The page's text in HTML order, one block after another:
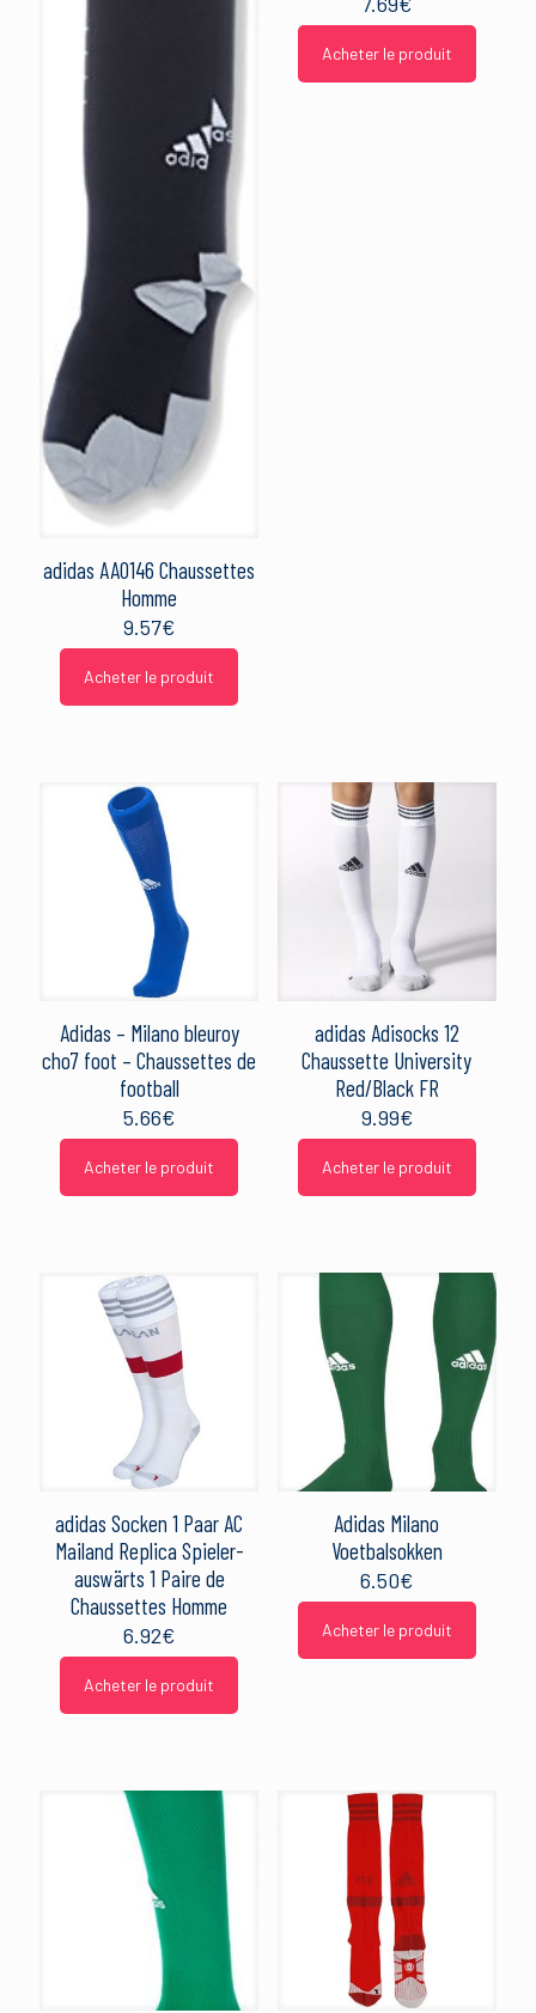
adidas AA0146 Chaussettes
Homme
9.57€
Acheter le produit
Acheter le produit
Adidas – Milano bleuroy
cho7 foot – Chaussettes de
football
5.66€
Acheter le produit
adidas Adisocks 12
Chaussette University
Red/Black FR
9.99€
Acheter le produit
adidas Socken 1 Paar AC
Mailand Replica Spieler-
auswärts 1 Paire de
Chaussettes Homme
6.92€
Acheter le produit
Adidas Milano
Voetbalsokken
6.50€
Acheter le produit